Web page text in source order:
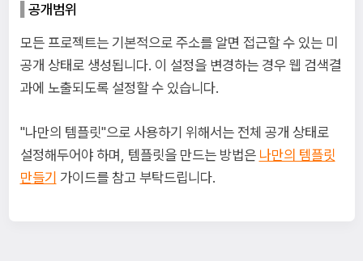
공개범위
모든 프로젝트는 기본적으로 주소를 알면 접근할 수 있는 미
공개 상태로 생성됩니다. 이 설정을 변경하는 경우 웹 검색결
과에 노출되도록 설정할 수 있습니다.
"나만의 템플릿"으로 사용하기 위해서는 전체 공개 상태로
설정해두어야 하며, 템플릿을 만드는 방법은 나만의 템플릿
만들기 가이드를 참고 부탁드립니다.